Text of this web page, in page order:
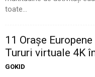
toate...
11 Oraşe
Tururi virtuale 4K
GOKID